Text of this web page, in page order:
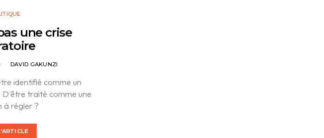
une crise
DAVID GAKUNZI
identifié comme un
traité comme une
à régler ?